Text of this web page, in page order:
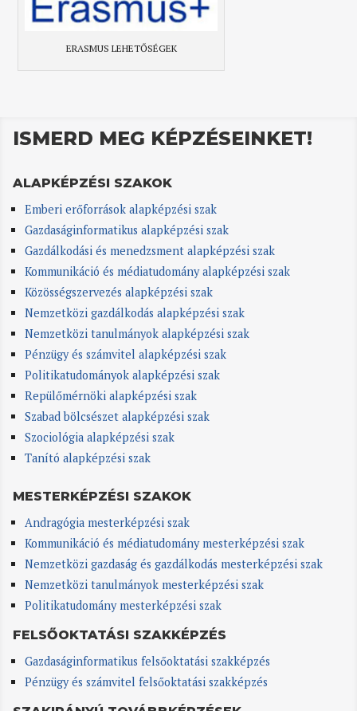
ERASMUS LEHETŐSÉGEK
ISMERD MEG KÉPZÉSEINKET!
ALAPKÉPZÉSI SZAKOK
Emberi erőforrások alapképzési szak
Gazdaságinformatikus alapképzési szak
Gazdálkodási és menedzsment alapképzési szak
Kommunikáció és médiatudomány alapképzési szak
Közösségszervezés alapképzési szak
Nemzetközi gazdálkodás alapképzési szak
Nemzetközi tanulmányok alapképzési szak
Pénzügy és számvitel alapképzési szak
Politikatudományok alapképzési szak
Repülőmérnöki alapképzési szak
Szabad bölcsészet alapképzési szak
Szociológia alapképzési szak
Tanító alapképzési szak
MESTERKÉPZÉSI SZAKOK
Andragógia mesterképzési szak
Kommunikáció és médiatudomány mesterképzési szak
Nemzetközi gazdaság és gazdálkodás mesterképzési szak
Nemzetközi tanulmányok mesterképzési szak
Politikatudomány mesterképzési szak
FELSŐOKTATÁSI SZAKKÉPZÉS
Gazdaságinformatikus felsőoktatási szakképzés
Pénzügy és számvitel felsőoktatási szakképzés